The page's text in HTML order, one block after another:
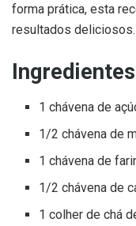
forma prática, esta
resultados deliciosos.
1 chávena de
1/2 chávena de
1 chávena de
1/2 chávena de
1 colher de chá